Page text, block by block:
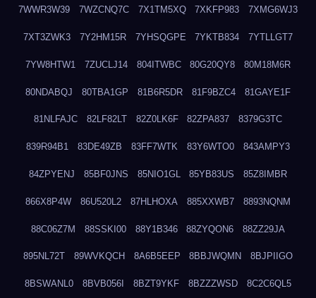
7WWR3W39 7WZCNQ7C 7X1TM5XQ 7XKFP983 7XMG6WJ3
7XT3ZWK3 7Y2HM15R 7YHSQGPE 7YKTB834 7YTLLGT7
7YW8HTW1 7ZUCLJ14 804ITWBC 80G20QY8 80M18M6R
80NDABQJ 80TBA1GP 81B6R5DR 81F9BZC4 81GAYE1F
81NLFAJC 82LF82LT 82Z0LK6F 82ZPA837 8379G3TC
839R94B1 83DE49ZB 83FF7WTK 83Y6WTO0 843AMPY3
84ZPYENJ 85BF0JNS 85NIO1GL 85YB83US 85Z8IMBR
866X8P4W 86U520L2 87HLHOXA 885XXWB7 8893NQNM
88C06Z7M 88SSKI00 88Y1B346 88ZYQON6 88ZZ29JA
895NL72T 89WVKQCH 8A6B5EEP 8BBJWQMN 8BJPIIGO
8BSWANL0 8BVB056I 8BZT9YKF 8BZZZWSD 8C2C6QL5